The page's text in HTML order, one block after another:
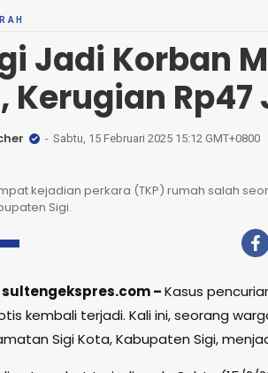
Jadi Korban
Kerugian Rp47
Sabtu, 15 Februari 2025 15:12 GMT+0800
kejadian perkara (TKP) rumah salah
Sigi.
sultengekspres.com –Kasus
kembali terjadi. Kali ini, seorang
Sigi Kota, Kabupaten Sigi,